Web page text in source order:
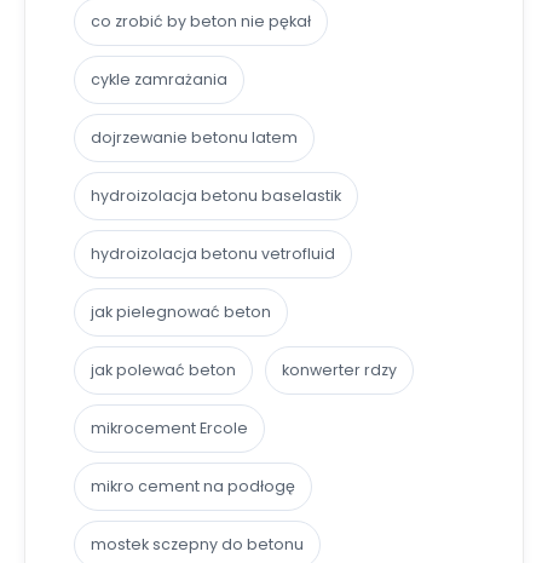
co zrobić by beton nie pękał
cykle zamrażania
dojrzewanie betonu latem
hydroizolacja betonu baselastik
hydroizolacja betonu vetrofluid
jak pielegnować beton
jak polewać beton konwerter rdzy
mikrocement Ercole
mikro cement na podłogę
mostek sczepny do betonu